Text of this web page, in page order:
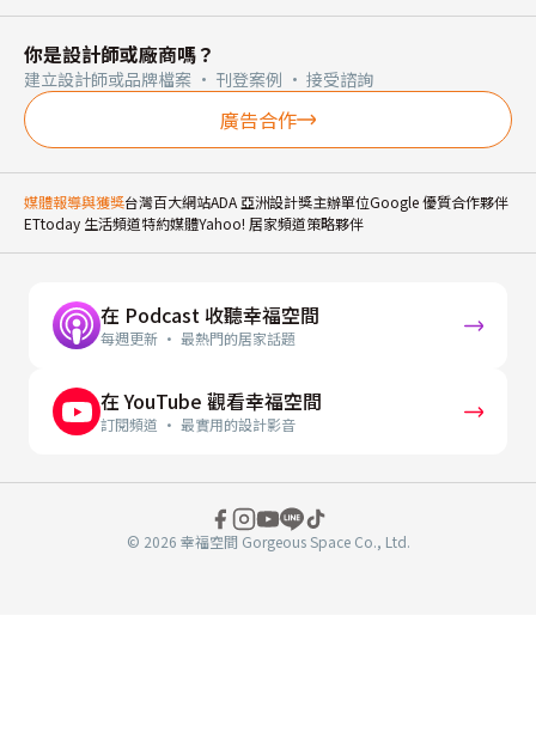
你是設計師或廠商嗎？
建立設計師或品牌檔案 · 刊登案例 · 接受諮詢
廣告合作
媒體報導與獲獎台灣百大網站ADA 亞洲設計獎主辦單位Google 優質合作夥伴
ETtoday 生活頻道特約媒體Yahoo! 居家頻道策略夥伴
在 Podcast 收聽幸福空間
每週更新 · 最熱門的居家話題
在 YouTube 觀看幸福空間
訂閱頻道 · 最實用的設計影音
© 2026 幸福空間 Gorgeous Space Co., Ltd.